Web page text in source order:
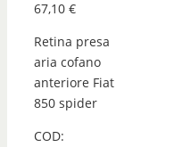
67,10 €
Retina presa
aria cofano
anteriore Fiat
850 spider
COD: